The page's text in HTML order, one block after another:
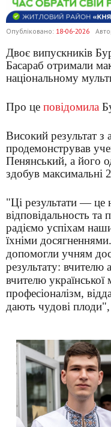
Опубліковано: 18-06-2026
Двоє випускників
Басараб отримали
національному
Про це повідомила
Високий результат з
продемонстрував
Пенянський, а його
здобув максимальні
"Ці результати — це
відповідальность
радіємо успіхам
їхніми досягненнями.
допомогли учням
результату: вчителю
вчителю
професіоналізм,
дають чудові